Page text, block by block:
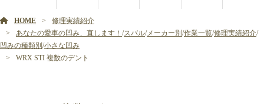
HOME
修理実績紹介
あなたの愛車の凹み、直します！ /スバル/メーカー別 /作業一覧/修理実績紹介/
凹みの種類別 /小さな凹み
WRX STI 複数のデント